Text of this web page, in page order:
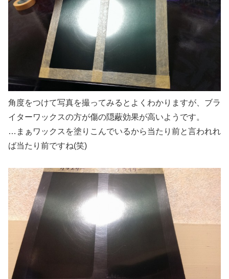
角度をつけて写真を撮ってみるとよくわかりますが、ブラ
イターワックスの方が傷の隠蔽効果が高いようです。
…まぁワックスを塗りこんでいるから当たり前と言われれ
ば当たり前ですね(笑)